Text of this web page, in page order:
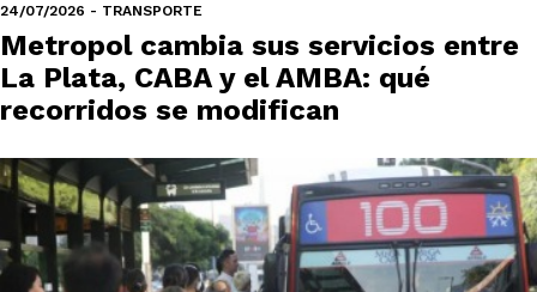
24/07/2026 - TRANSPORTE
Metropol cambia sus servicios entre
La Plata, CABA y el AMBA: qué
recorridos se modifican